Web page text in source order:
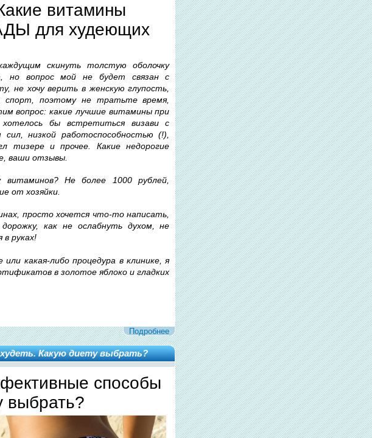
витамины
для худеющих
скинуть толстую оболочку
но вопрос мой не будет связан с
не хочу верить в женскую глупость,
поэтому не тратьте время,
вопрос: какие лучшие витамины при
бы встретиться визави с
низкой работоспособностью (!),
тизере и прочее. Какие недорогие
ваши отзывы.
Не более 1000 рублей,
от хозяйки.
просто хочется что-то написать,
как не ослабнуть духом, не
в руках!
какая-либо процедура в клинике, я
в золотое яблоко и гладких
Подробнее
Какую диету выбрать?
способы
выбрать?